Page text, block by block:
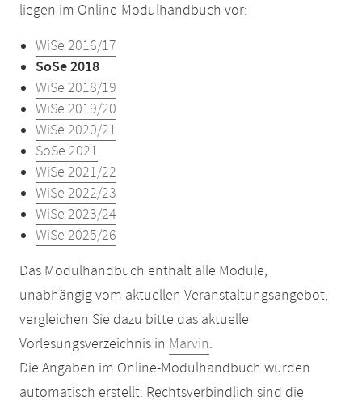
liegen im Online-Modulhandbuch vor:
WiSe 2016/17
SoSe 2018
WiSe 2018/19
WiSe 2019/20
WiSe 2020/21
SoSe 2021
WiSe 2021/22
WiSe 2022/23
WiSe 2023/24
WiSe 2025/26
Das Modulhandbuch enthält alle Module,
unabhängig vom aktuellen Veranstaltungsangebot,
vergleichen Sie dazu bitte das aktuelle
Vorlesungsverzeichnis in Marvin.
Die Angaben im Online-Modulhandbuch wurden
automatisch erstellt. Rechtsverbindlich sind die